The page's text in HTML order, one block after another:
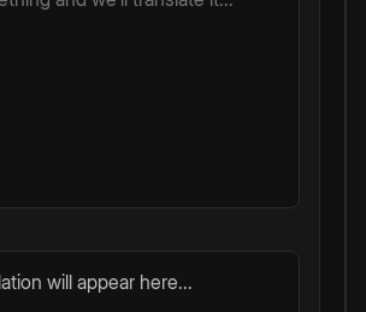
will appear here...